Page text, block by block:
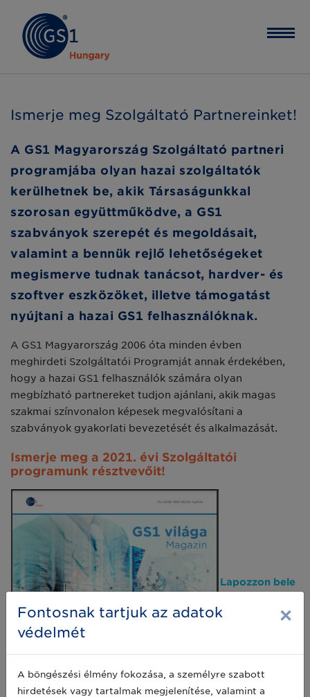
Ismerje meg Szolgáltató Partnereinket!
A GS1 Magyarország Szolgáltató partneri
programjába olyan hazai szolgáltatók
kerülhetnek be, akik Társaságunkkal
szorosan együttműködve, a GS1
szabványok szerepét és megoldásait,
valamint a bennük rejlő lehetőségeket
megismerve tudnak tanácsot, hardver- és
szoftver eszközöket, illetve támogatást
nyújtani a hazai GS1 felhasználóknak.
A GS1 Magyarország 2006 óta minden évben
meghirdeti Szolgáltatói Programját annak érdekében,
hogy a hazai GS1 felhasználók számára olyan
megbízható partnereket tudjon ajánlani, akik magas
szakmai színvonalon képesek megvalósítani a
szabványok gyakorlati bevezetését és alkalmazását.
Ismerje meg a 2021. évi Szolgáltatói
programunk résztvevőit!
Lapozzon bele
magazinunkba
Fontosnak tartjuk az adatok
védelmét
×
A böngészési élmény fokozása, a személyre szabott
hirdetések vagy tartalmak megjelenítése, valamint a